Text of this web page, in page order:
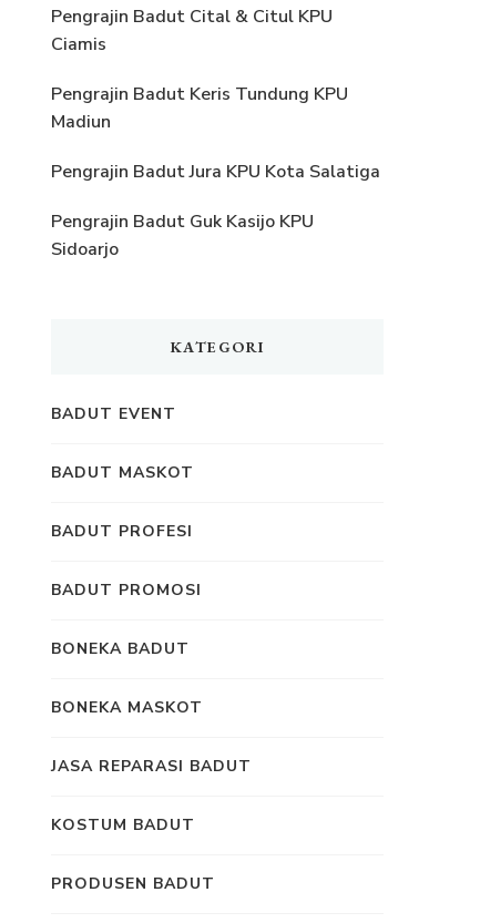
Pengrajin Badut Cital & Citul KPU
Ciamis
Pengrajin Badut Keris Tundung KPU
Madiun
Pengrajin Badut Jura KPU Kota Salatiga
Pengrajin Badut Guk Kasijo KPU
Sidoarjo
KATEGORI
BADUT EVENT
BADUT MASKOT
BADUT PROFESI
BADUT PROMOSI
BONEKA BADUT
BONEKA MASKOT
JASA REPARASI BADUT
KOSTUM BADUT
PRODUSEN BADUT